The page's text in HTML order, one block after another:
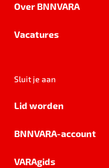
Over BNNVARA
Vacatures
Sluit je aan
Lid worden
BNNVARA-account
VARAgids